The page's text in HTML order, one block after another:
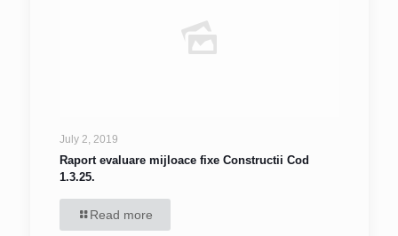
July 2, 2019
Raport evaluare mijloace fixe Constructii Cod
1.3.25.
Read more